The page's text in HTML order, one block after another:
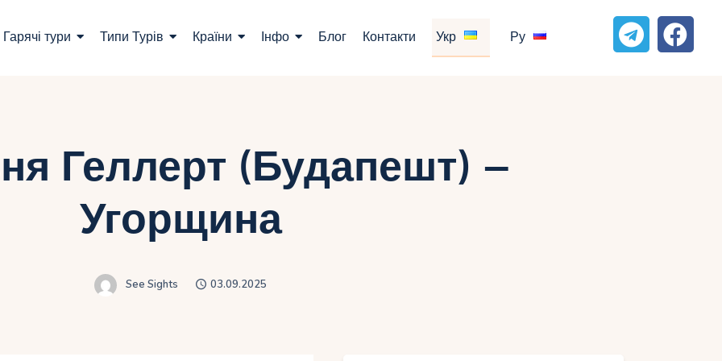
Гарячі тури Типи Турів Країни Інфо Блог Контакти Укр Ру
Геллерт (Будапешт) –
Угорщина
See Sights 03.09.2025